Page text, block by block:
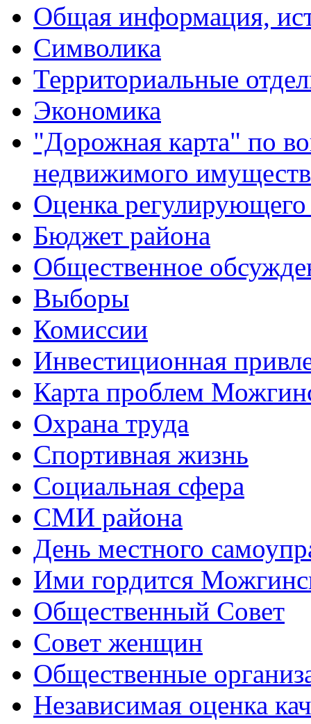
Общая информация,
Символика
Территориальные
Экономика
"Дорожная карта" по
недвижимого
Оценка регулирующего
Бюджет района
Общественное
Выборы
Комиссии
Инвестиционная
Карта проблем
Охрана труда
Спортивная жизнь
Социальная сфера
СМИ района
День местного
Ими гордится
Общественный Совет
Совет женщин
Общественные
Независимая оценка